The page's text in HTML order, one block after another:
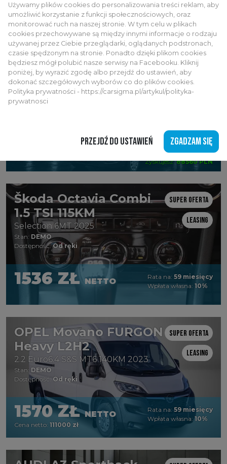
1492 ZŁNETTO
Cena netto:183913147130 zł
Rata na:
59 miesięcy
Wpłata własna:
Zyskujesz: 45243 PLN
FORD Transit L3H2
L3H2 EV 68kWh
Stan:DEMO
Dostępność:
Super oferta
Leasing
1504 ZŁ Rata na:59 miesięcy
Wpłata własna:25%
Zyskujesz:88560 PLN
Škoda Octavia Combi
1.5 TSI 115KM
Selection 6MT 2025
Stan: DEMO
Dostępność:Od ręki
Super oferta
Leasing
1536 ZŁ NETTO Rata na: 59 miesięcy
Wpłata własna: 10%
OPEL Movano FURGON
Heavy L2H2
2.2 Euro6.4 S&S MT6 140KM 2023
Stan: DEMO
Dostępność: Od ręki
Super oferta
Leasing
1570 ZŁNETTO
Cena netto: 111000 zł
Rata na: 59 miesięcy
Wpłata własna:10%
Używamy plików cookies do personalizowania treści reklam, aby
umożliwić korzystanie z funkcji społecznościowych, oraz
monitorować ruch na naszej stronie. W tym celu w plikach
cookies przechowywane są między innymi informacje o rodzaju
używanej przez Ciebie przeglądarki, oglądanych podstronach,
czasie spędzonym na stronie. Ponadto dzięki plikom cookies
będziesz mógł polubić nasze serwisy na Facebooku. Kliknij
poniżej, by wyrazić zgodę albo przejdź do ustawień, aby
dokonać szczegółowych wyborów co do plików cookies.
Polityka prywatności - https://carsigma.pl/artykul/polityka-
prywatnosci
PRZEJDŹ DO USTAWIEŃ ZGADZAM SIĘ